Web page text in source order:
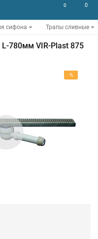
0 0
сифона Трапы сливные
L-780мм VIR-Plast 875
%